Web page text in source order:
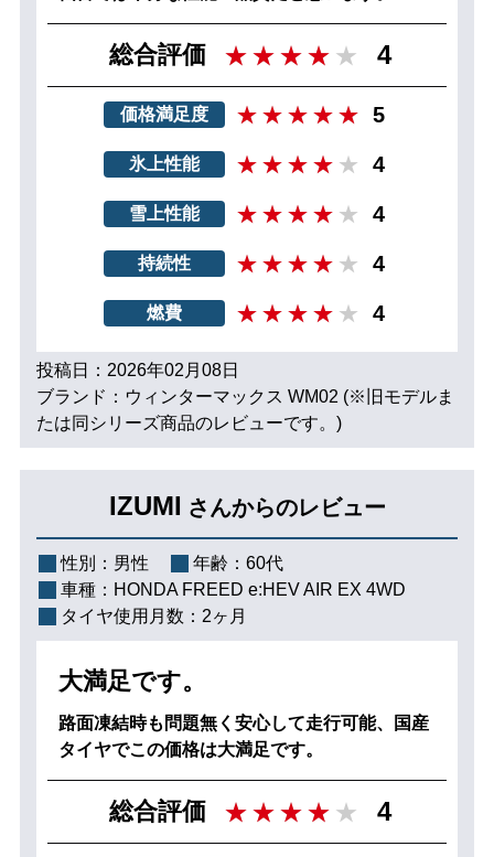
総合評価 4
価格満足度 5
氷上性能 4
雪上性能 4
持続性 4
燃費 4
投稿日：2026年02月08日
ブランド：ウィンターマックス WM02 (※旧モデルま
たは同シリーズ商品のレビューです。)
IZUMI さんからのレビュー
性別： 男性 年齢： 60代
車種： HONDA FREED e:HEV AIR EX 4WD
タイヤ使用月数： 2ヶ月
大満足です。
路面凍結時も問題無く安心して走行可能、国産
タイヤでこの価格は大満足です。
総合評価 4